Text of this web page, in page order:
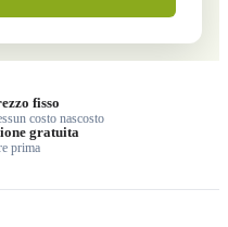
fisso
costo nascosto
gratuita
prima